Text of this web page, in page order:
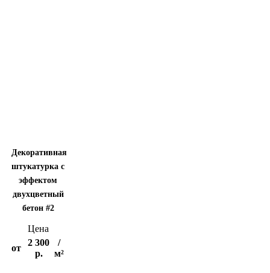
Декоративная
штукатурка с
эффектом
двухцветный
бетон #2
Цена
от
2 300
р.
/
м²